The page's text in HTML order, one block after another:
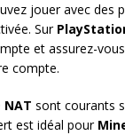
jouer avec des
Sur
et assurez-
compte.
NAT sont courants
est idéal pour